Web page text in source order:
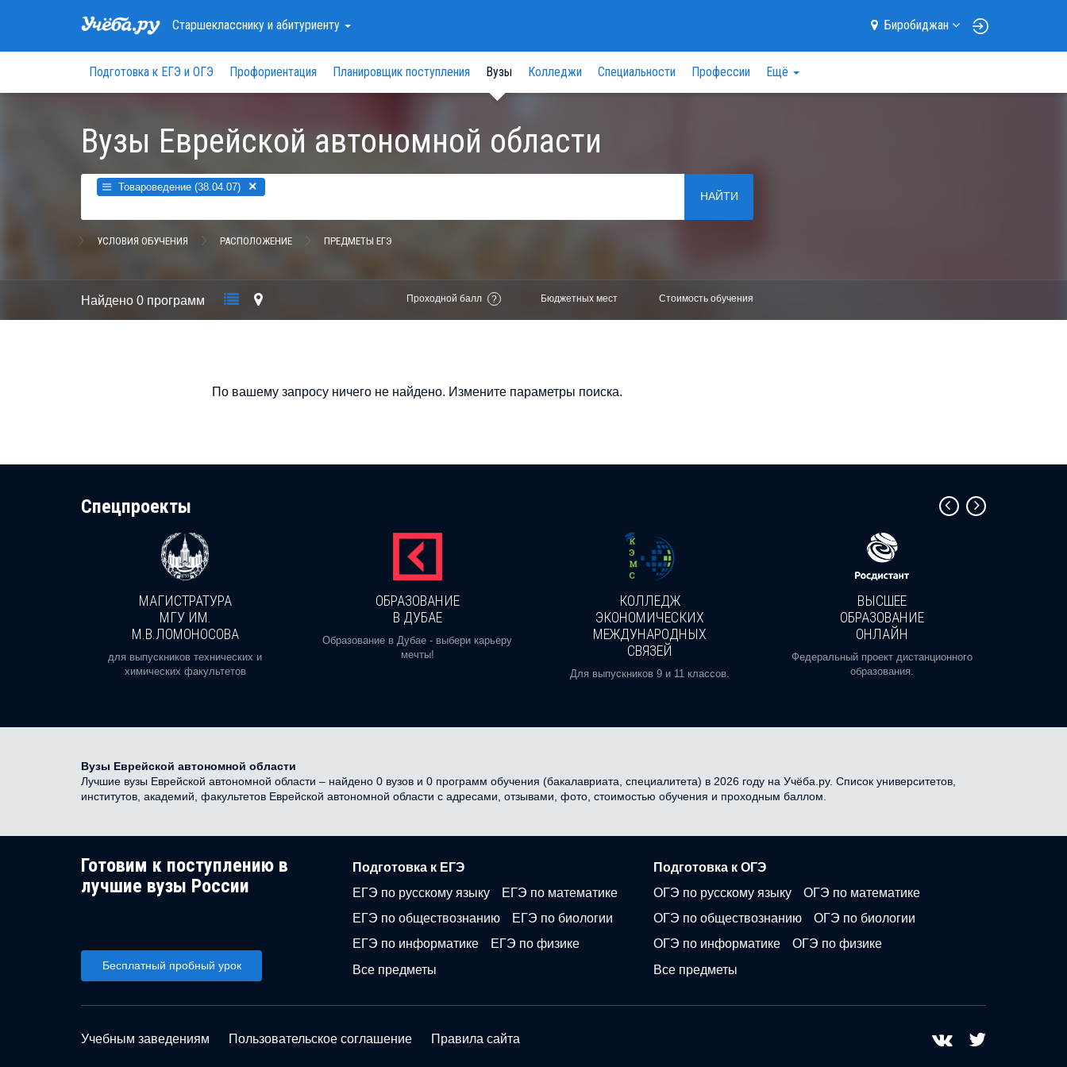
Старшеклассникуи абитуриенту Биробиджан
Подготовка к ЕГЭ и ОГЭ Профориентация Планировщик поступления Вузы Колледжи Специальности Профессии Ещё
Вузы Еврейской автономной области
Товароведение (38.04.07) ×
НАЙТИ
УСЛОВИЯ ОБУЧЕНИЯ РАСПОЛОЖЕНИЕ ПРЕДМЕТЫ ЕГЭ
Найдено 0 программ Проходной балл ? Бюджетных мест Стоимость обучения
По вашему запросу ничего не найдено. Измените параметры поиска.
Cпецпроекты
МАГИСТРАТУРА
МГУ ИМ.
М.В.ЛОМОНОСОВА
для выпускников технических и
химических факультетов
ОБРАЗОВАНИЕ
В ДУБАЕ
Образование в Дубае - выбери карьеру
мечты!
КОЛЛЕДЖ
ЭКОНОМИЧЕСКИХ
МЕЖДУНАРОДНЫХ
СВЯЗЕЙ
Для выпускников 9 и 11 классов.
ВЫСШЕЕ
ОБРАЗОВАНИЕ
ОНЛАЙН
Федеральный проект дистанционного
образования.
Вузы Еврейской автономной области
Лучшие вузы Еврейской автономной области – найдено 0 вузов и 0 программ обучения (бакалавриата, специалитета) в 2026 году на Учёба.ру. Список университетов,
институтов, академий, факультетов Еврейской автономной области с адресами, отзывами, фото, стоимостью обучения и проходным баллом.
Готовим к поступлению в
лучшие вузы России
Бесплатный пробный урок
Подготовка к ЕГЭ
ЕГЭ по русскому языку
ЕГЭ по математике
ЕГЭ по обществознанию
ЕГЭ по биологии
ЕГЭ по информатике
ЕГЭ по физике
Все предметы
Подготовка к ОГЭ
ОГЭ по русскому языку
ОГЭ по математике
ОГЭ по обществознанию
ОГЭ по биологии
ОГЭ по информатике
ОГЭ по физике
Все предметы
Учебным заведениям Пользовательское соглашение Правила сайта